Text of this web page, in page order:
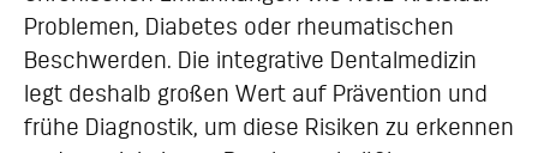
Problemen, Diabetes oder rheumatischen
Beschwerden. Die integrative Dentalmedizin
legt deshalb großen Wert auf Prävention und
frühe Diagnostik, um diese Risiken zu erkennen